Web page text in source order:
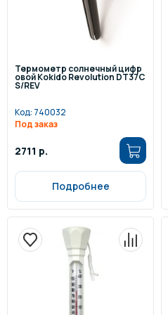
Термометр солнечный цифр
овой Kokido Revolution DT37C
S/REV
Код: 740032
Под заказ
2711 р.
Подробнее